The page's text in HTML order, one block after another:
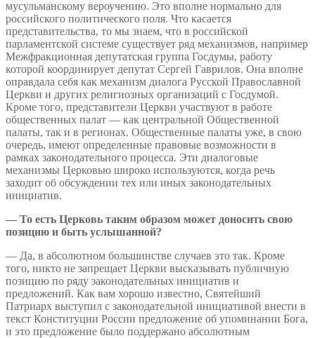
мусульманскому вероучению. Это вполне нормально для
российского политического поля. Что касается
представительства, то мы знаем, что в российской
парламентской системе существует ряд механизмов, например
Межфракционная депутатская группа Госдумы, работу
которой координирует депутат Сергей Гаврилов. Она вполне
оправдала себя как механизм диалога Русской Православной
Церкви и других религиозных организаций с Госдумой.
Кроме того, представители Церкви участвуют в работе
общественных палат — как центральной Общественной
палаты, так и в регионах. Общественные палаты уже, в свою
очередь, имеют определенные правовые возможности в
рамках законодательного процесса. Эти диалоговые
механизмы Церковью широко используются, когда речь
заходит об обсуждении тех или иных законодательных
инициатив.
— То есть Церковь таким образом может доносить свою
позицию и быть услышанной?
— Да, в абсолютном большинстве случаев это так. Кроме
того, никто не запрещает Церкви высказывать публичную
позицию по ряду законодательных инициатив и
предложений. Как вам хорошо известно, Святейший
Патриарх выступил с законодательной инициативой внести в
текст Конституции России предложение об упоминании Бога,
и это предложение было поддержано абсолютным